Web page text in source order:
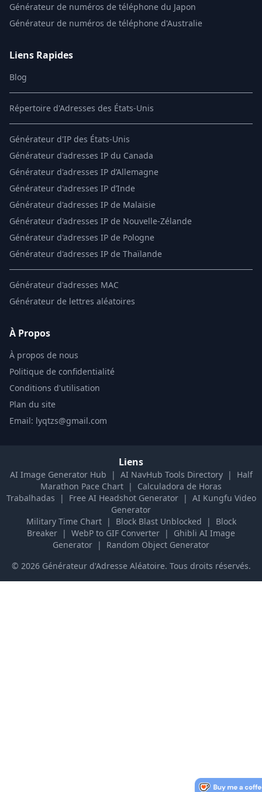
Générateur de numéros de téléphone du Japon
Générateur de numéros de téléphone d'Australie
Liens Rapides
Blog
Répertoire d'Adresses des États-Unis
Générateur d'IP des États-Unis
Générateur d'adresses IP du Canada
Générateur d'adresses IP d’Allemagne
Générateur d'adresses IP d’Inde
Générateur d'adresses IP de Malaisie
Générateur d'adresses IP de Nouvelle-Zélande
Générateur d'adresses IP de Pologne
Générateur d'adresses IP de Thaïlande
Générateur d'adresses MAC
Générateur de lettres aléatoires
À Propos
À propos de nous
Politique de confidentialité
Conditions d'utilisation
Plan du site
Email: lyqtzs@gmail.com
Liens
AI Image Generator Hub | AI NavHub Tools Directory |
Half
Marathon Pace Chart |
Calculadora de Horas
Trabalhadas
| Free AI Headshot Generator | AI Kungfu Video
Generator
Military Time Chart
| Block Blast Unblocked |
Block
Breaker | WebP to GIF Converter |
Ghibli AI Image
Generator |
Random Object Generator
© 2026 Générateur d'Adresse Aléatoire. Tous droits réservés.